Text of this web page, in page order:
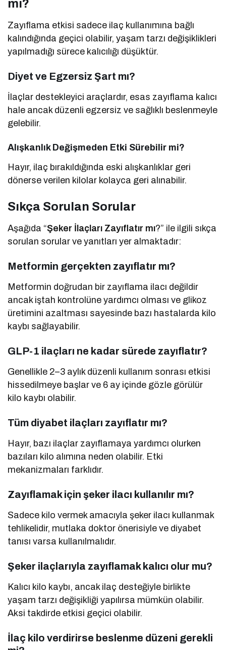
mı?
Zayıflama etkisi sadece ilaç kullanımına bağlı
kalındığında geçici olabilir, yaşam tarzı değişiklikleri
yapılmadığı sürece kalıcılığı düşüktür.
Diyet ve Egzersiz Şart mı?
İlaçlar destekleyici araçlardır, esas zayıflama kalıcı
hale ancak düzenli egzersiz ve sağlıklı beslenmeyle
gelebilir.
Alışkanlık Değişmeden Etki Sürebilir mi?
Hayır, ilaç bırakıldığında eski alışkanlıklar geri
dönerse verilen kilolar kolayca geri alınabilir.
Sıkça Sorulan Sorular
Aşağıda “Şeker İlaçları Zayıflatır mı?” ile ilgili sıkça
sorulan sorular ve yanıtları yer almaktadır:
Metformin gerçekten zayıflatır mı?
Metformin doğrudan bir zayıflama ilacı değildir
ancak iştah kontrolüne yardımcı olması ve glikoz
üretimini azaltması sayesinde bazı hastalarda kilo
kaybı sağlayabilir.
GLP-1 ilaçları ne kadar sürede zayıflatır?
Genellikle 2–3 aylık düzenli kullanım sonrası etkisi
hissedilmeye başlar ve 6 ay içinde gözle görülür
kilo kaybı olabilir.
Tüm diyabet ilaçları zayıflatır mı?
Hayır, bazı ilaçlar zayıflamaya yardımcı olurken
bazıları kilo alımına neden olabilir. Etki
mekanizmaları farklıdır.
Zayıflamak için şeker ilacı kullanılır mı?
Sadece kilo vermek amacıyla şeker ilacı kullanmak
tehlikelidir, mutlaka doktor önerisiyle ve diyabet
tanısı varsa kullanılmalıdır.
Şeker ilaçlarıyla zayıflamak kalıcı olur mu?
Kalıcı kilo kaybı, ancak ilaç desteğiyle birlikte
yaşam tarzı değişikliği yapılırsa mümkün olabilir.
Aksi takdirde etkisi geçici olabilir.
İlaç kilo verdirirse beslenme düzeni gerekli